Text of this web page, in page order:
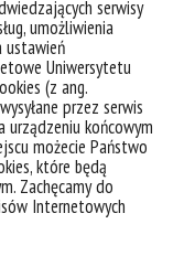
serwisy
umożliwienia
ustawień
Uniwersytetu
(z ang.
przez serwis
końcowym
możecie Państwo
które będą
Zachęcamy do
Internetowych
językowe